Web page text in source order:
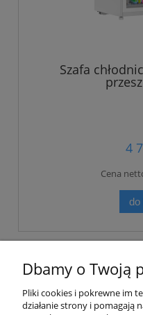
Szafa
4
Cena
do
Dbamy o Twoją
Pliki cookies i pokrewne im
działanie strony i pomagają